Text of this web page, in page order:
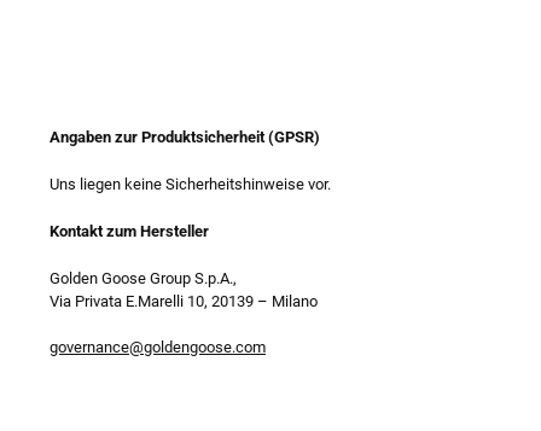
Angaben zur Produktsicherheit (GPSR)
Uns liegen keine Sicherheitshinweise vor.
Kontakt zum Hersteller
Golden Goose Group S.p.A.,
Via Privata E.Marelli 10, 20139 – Milano
governance@goldengoose.com